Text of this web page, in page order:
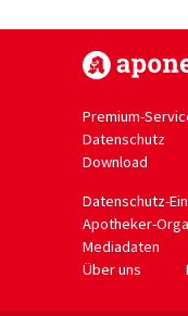
Premium-
Datenschutz
Download
Datenschutz-
Apotheker-
Mediadaten
Über uns